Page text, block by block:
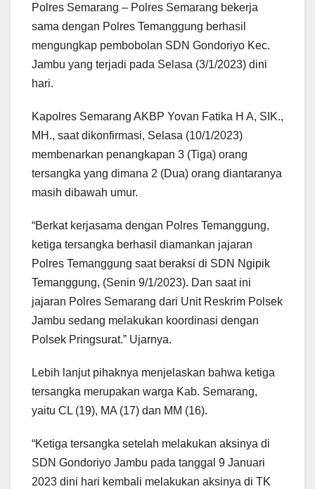
Polres Semarang – Polres Semarang bekerja
sama dengan Polres Temanggung berhasil
mengungkap pembobolan SDN Gondoriyo Kec.
Jambu yang terjadi pada Selasa (3/1/2023) dini
hari.
Kapolres Semarang AKBP Yovan Fatika H A, SIK.,
MH., saat dikonfirmasi, Selasa (10/1/2023)
membenarkan penangkapan 3 (Tiga) orang
tersangka yang dimana 2 (Dua) orang diantaranya
masih dibawah umur.
“Berkat kerjasama dengan Polres Temanggung,
ketiga tersangka berhasil diamankan jajaran
Polres Temanggung saat beraksi di SDN Ngipik
Temanggung, (Senin 9/1/2023). Dan saat ini
jajaran Polres Semarang dari Unit Reskrim Polsek
Jambu sedang melakukan koordinasi dengan
Polsek Pringsurat.” Ujarnya.
Lebih lanjut pihaknya menjelaskan bahwa ketiga
tersangka merupakan warga Kab. Semarang,
yaitu CL (19), MA (17) dan MM (16).
“Ketiga tersangka setelah melakukan aksinya di
SDN Gondoriyo Jambu pada tanggal 9 Januari
2023 dini hari kembali melakukan aksinya di TK